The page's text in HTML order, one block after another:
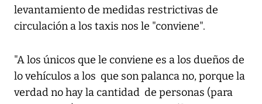
levantamiento de medidas restrictivas de
circulación a los taxis nos le "conviene".
"A los únicos que le conviene es a los dueños de
lo vehículos a los que son palanca no, porque la
verdad no hay la cantidad de personas (para